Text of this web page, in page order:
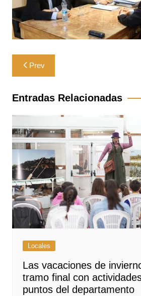
Navegación
de
entradas
Prev
Entradas Relacionadas
Locales
Las vacaciones de
tramo final con
puntos del departamento